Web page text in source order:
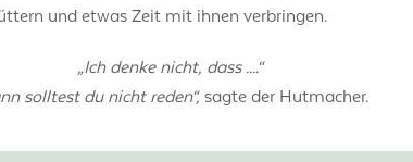
und etwas Zeit mit ihnen verbringen.
„Ich denke nicht, dass ....“
solltest du nicht reden“,sagte der Hutmacher.